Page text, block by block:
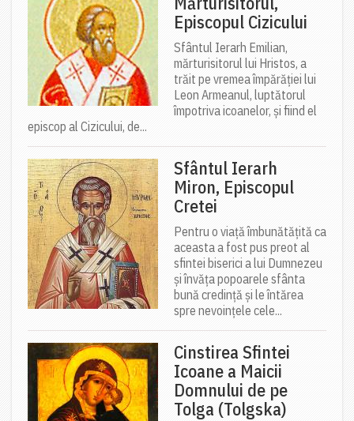
Episcopul Cizicului
Sfântul Ierarh Emilian,
mărturisitorul lui Hristos, a
trăit pe vremea împărăției lui
Leon Armeanul, luptătorul
împotriva icoanelor, și fiind el
episcop al Cizicului, de...
Sfântul Ierarh
Miron, Episcopul
Cretei
Pentru o viață îmbunătățită ca
aceasta a fost pus preot al
sfintei biserici a lui Dumnezeu
și învăța popoarele sfânta
bună credință și le întărea
spre nevoințele cele...
Cinstirea Sfintei
Icoane a Maicii
Domnului de pe
Tolga (Tolgska)